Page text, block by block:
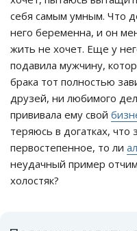
себя самым умным. Что
него беременна, и он
жить не хочет. Еще у
подавила мужчину,
брака тот полностью
друзей, ни любимого
прививала ему свой
теряюсь в догатках, что
первостепенное, то ли
неудачный пример
холостяк?